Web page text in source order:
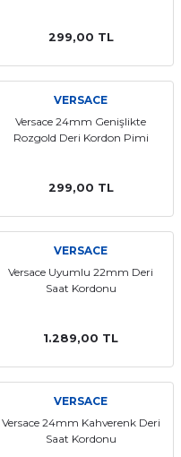
299,00 TL
VERSACE
Versace 24mm Genişlikte
Rozgold Deri Kordon Pimi
299,00 TL
VERSACE
Versace Uyumlu 22mm Deri
Saat Kordonu
1.289,00 TL
VERSACE
Versace 24mm Kahverenk Deri
Saat Kordonu